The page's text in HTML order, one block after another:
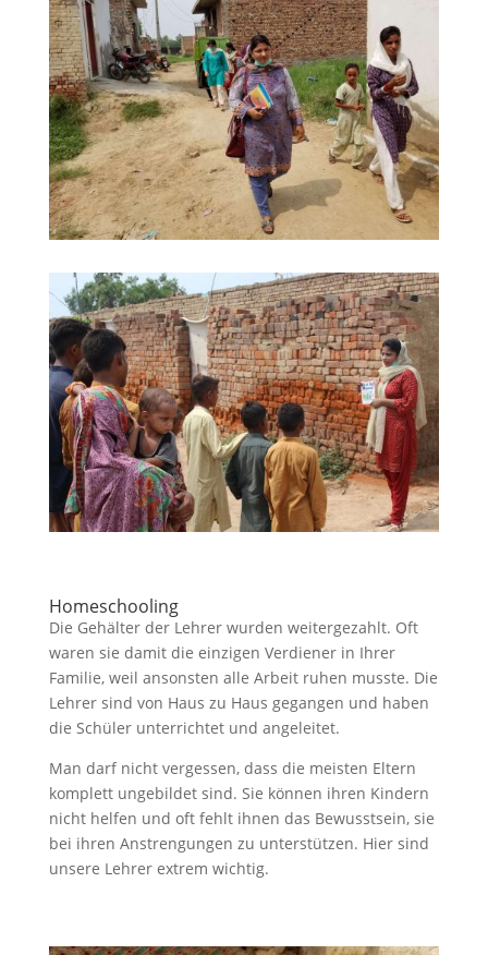
Homeschooling
Die Gehälter der Lehrer wurden weitergezahlt. Oft
waren sie damit die einzigen Verdiener in Ihrer
Familie, weil ansonsten alle Arbeit ruhen musste. Die
Lehrer sind von Haus zu Haus gegangen und haben
die Schüler unterrichtet und angeleitet.
Man darf nicht vergessen, dass die meisten Eltern
komplett ungebildet sind. Sie können ihren Kindern
nicht helfen und oft fehlt ihnen das Bewusstsein, sie
bei ihren Anstrengungen zu unterstützen. Hier sind
unsere Lehrer extrem wichtig.